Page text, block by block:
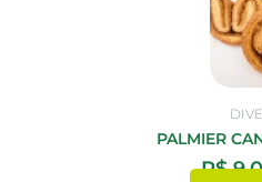
PALMIER
R$